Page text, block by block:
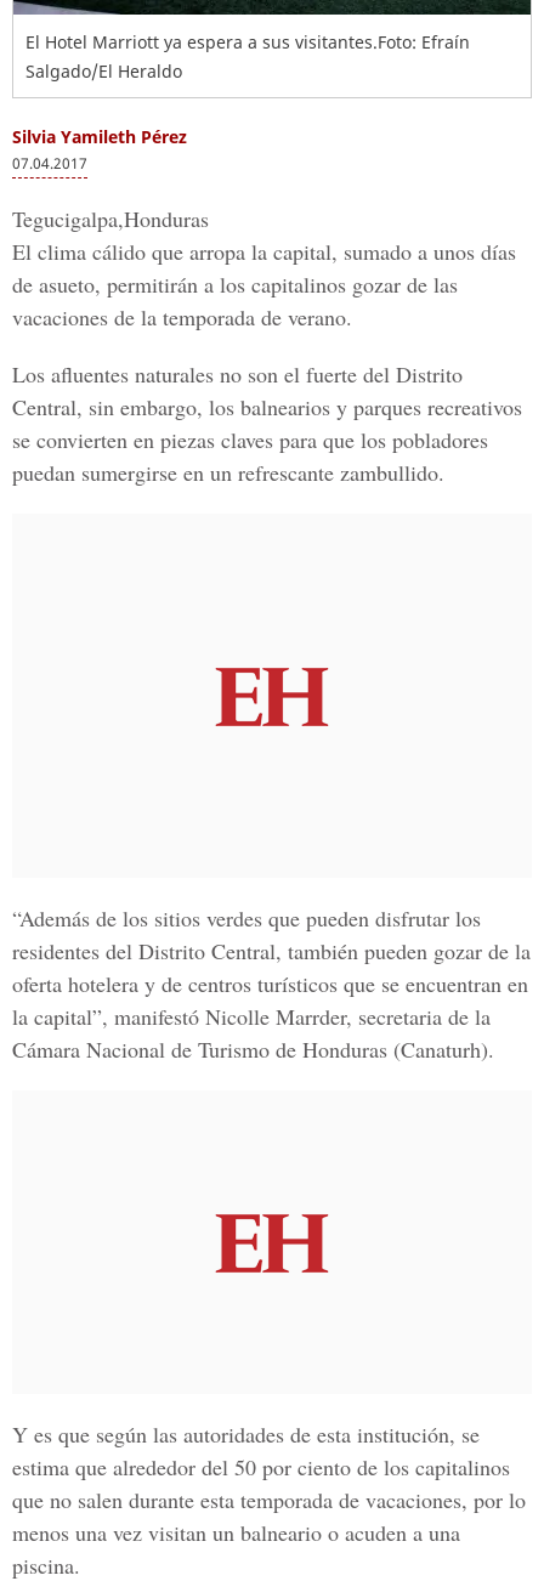
El Hotel Marriott ya espera a sus visitantes.Foto: Efraín
Salgado/El Heraldo
Silvia Yamileth Pérez
07.04.2017
Tegucigalpa,Honduras
El clima cálido que arropa la capital, sumado a unos días
de asueto, permitirán a los capitalinos gozar de las
vacaciones de la temporada de verano.
Los afluentes naturales no son el fuerte del Distrito
Central, sin embargo, los balnearios y parques recreativos
se convierten en piezas claves para que los pobladores
puedan sumergirse en un refrescante zambullido.
“Además de los sitios verdes que pueden disfrutar los
residentes del Distrito Central, también pueden gozar de la
oferta hotelera y de centros turísticos que se encuentran en
la capital”, manifestó Nicolle Marrder, secretaria de la
Cámara Nacional de Turismo de Honduras (Canaturh).
Y es que según las autoridades de esta institución, se
estima que alrededor del 50 por ciento de los capitalinos
que no salen durante esta temporada de vacaciones, por lo
menos una vez visitan un balneario o acuden a una
piscina.